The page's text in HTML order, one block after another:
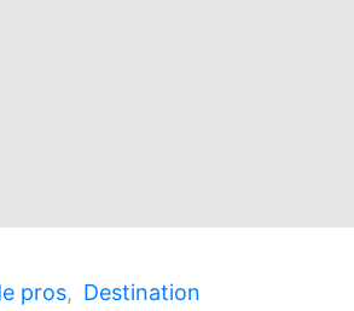
pros, Destination